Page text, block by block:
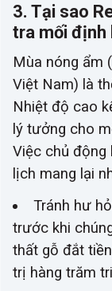
3. Tại sao
tra mối định
Mùa nóng ẩm
Việt Nam) là
Nhiệt độ cao
lý tưởng cho
Việc chủ động
lịch mang lại
Tránh hư
trước khi
thất gỗ đắt
trị hàng trăm